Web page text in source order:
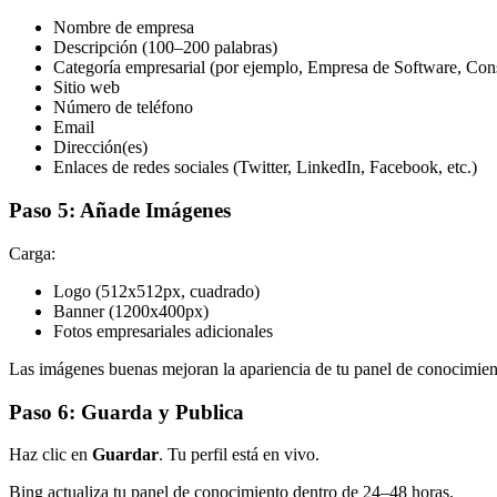
Nombre de empresa
Descripción (100–200 palabras)
Categoría empresarial (por ejemplo, Empresa de Software,
Sitio web
Número de teléfono
Email
Dirección(es)
Enlaces de redes sociales (Twitter, LinkedIn, Facebook, etc.)
Paso 5: Añade Imágenes
Carga:
Logo (512x512px, cuadrado)
Banner (1200x400px)
Fotos empresariales adicionales
Las imágenes buenas mejoran la apariencia de tu panel de
Paso 6: Guarda y Publica
Haz clic en Guardar. Tu perfil está en vivo.
Bing actualiza tu panel de conocimiento dentro de 24–48 horas.